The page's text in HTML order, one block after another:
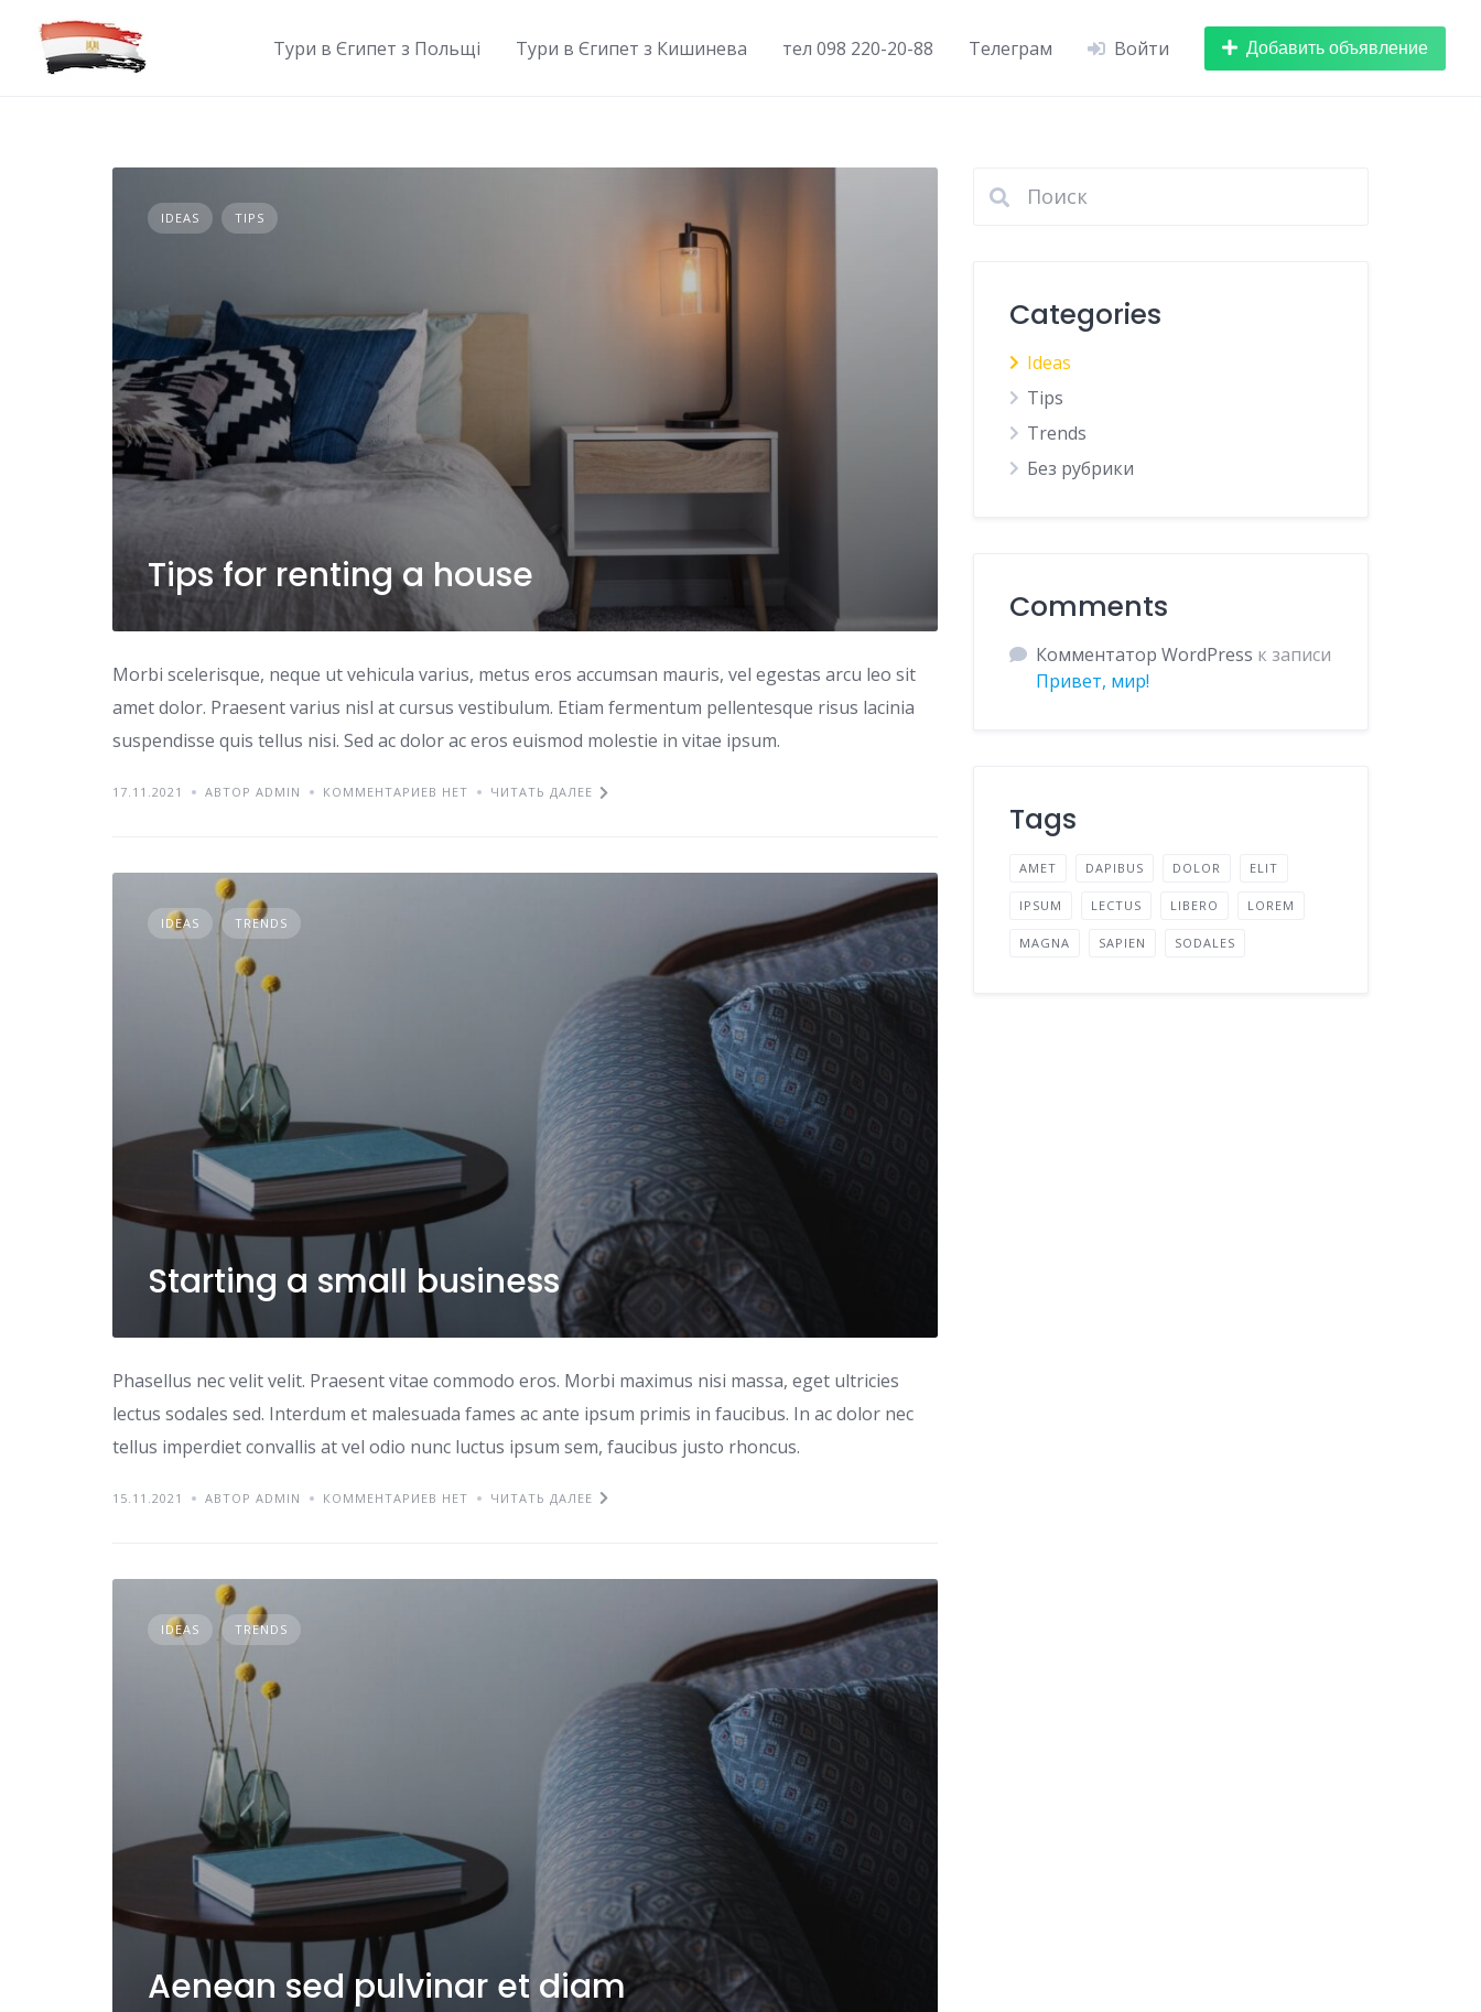
content
Тури в Єгипет з Польщі Тури в Єгипет з Кишинева тел 098 220-20-88 Телеграм Войти Добавить объявление
IDEAS TIPS
Tips for renting a house
Morbi scelerisque, neque ut vehicula varius, metus eros accumsan mauris, vel egestas arcu leo sit
amet dolor. Praesent varius nisl at cursus vestibulum. Etiam fermentum pellentesque risus lacinia
suspendisse quis tellus nisi. Sed ac dolor ac eros euismod molestie in vitae ipsum.
17.11.2021 АВТОР ADMIN КОММЕНТАРИЕВ НЕТ ЧИТАТЬ ДАЛЕЕ
IDEAS TRENDS
Starting a small business
Phasellus nec velit velit. Praesent vitae commodo eros. Morbi maximus nisi massa, eget ultricies
lectus sodales sed. Interdum et malesuada fames ac ante ipsum primis in faucibus. In ac dolor nec
tellus imperdiet convallis at vel odio nunc luctus ipsum sem, faucibus justo rhoncus.
15.11.2021 АВТОР ADMIN КОММЕНТАРИЕВ НЕТ ЧИТАТЬ ДАЛЕЕ
IDEAS TRENDS
Aenean sed pulvinar et diam
Categories
Ideas
Tips
Trends
Без рубрики
Comments
Комментатор WordPress к записи
Привет, мир!
Tags
AMET DAPIBUS DOLOR ELIT
IPSUM LECTUS LIBERO LOREM
MAGNA SAPIEN SODALES